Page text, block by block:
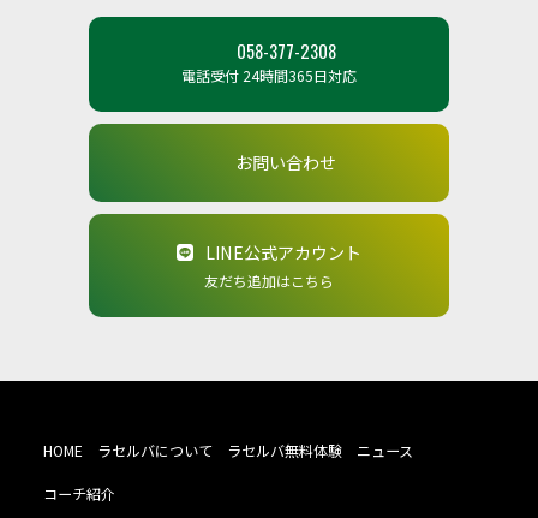
058-377-2308
電話受付 24時間365日対応
お問い合わせ
LINE公式アカウント
友だち追加はこちら
HOME ラセルバについて ラセルバ無料体験 ニュース
コーチ紹介